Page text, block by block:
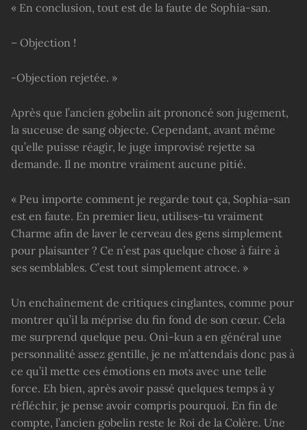
« En conclusion, tout est de la faute de Sophia-san.
– Objection !
-Objection rejetée. »
Après que l’ancien gobelin ait prononcé son jugement,
la suceuse de sang objecte. Cependant, avant même
qu’elle puisse réagir, le juge improvisé rejette sa
demande. Il ne montre vraiment aucune pitié.
« Peu importe comment je regarde tout ça, Sophia-san
est en faute. En premier lieu, utilises-tu vraiment
Charme afin de laver le cerveau des gens simplement
pour plaisanter ? Ce n’est pas quelque chose à faire à
ses semblables. C’est tout simplement atroce. »
Un enchaînement de critiques cinglantes, comme pour
montrer qu’il la méprise du fin fond de son cœur. Cela
me surprend quelque peu. Oni-kun a en général une
personnalité assez gentille, je ne m’attendais donc pas à
ce qu’il mette ces émotions en mots avec une telle
force. Eh bien, après avoir passé quelques temps à y
réfléchir, je pense avoir compris pourquoi. En fin de
compte, l’ancien gobelin reste le Roi de la Colère. Une